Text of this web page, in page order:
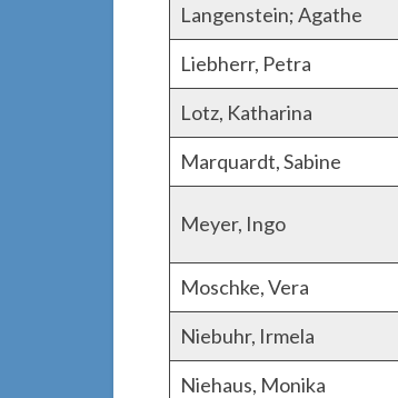
Langenstein; Agathe
Liebherr, Petra
Lotz, Katharina
Marquardt, Sabine
Meyer, Ingo
Moschke, Vera
Niebuhr, Irmela
Niehaus, Monika